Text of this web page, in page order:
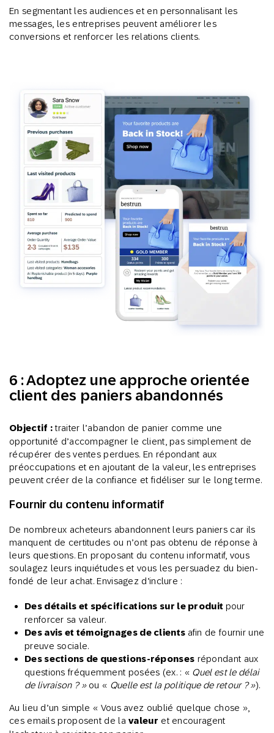
En segmentant les audiences et en personnalisant les
messages, les entreprises peuvent améliorer les
conversions et renforcer les relations clients.
6 : Adoptez une approche orientée
client des paniers abandonnés
Objectif :traiter l’abandon de panier comme une
opportunité d’accompagner le client, pas simplement de
récupérer des ventes perdues. En répondant aux
préoccupations et en ajoutant de la valeur, les entreprises
peuvent créer de la confiance et fidéliser sur le long terme.
Fournir du contenu informatif
De nombreux acheteurs abandonnent leurs paniers car ils
manquent de certitudes ou n’ont pas obtenu de réponse à
leurs questions. En proposant du contenu informatif, vous
soulagez leurs inquiétudes et vous les persuadez du bien-
fondé de leur achat. Envisagez d’inclure :
Des détails et spécifications sur le produit pour
renforcer sa valeur.
Des avis et témoignages de clients afin de fournir une
preuve sociale.
Des sections de questions-réponses répondant aux
questions fréquemment posées (ex. : « Quel est le délai
de livraison ? »ou « Quelle est la politique de retour ? »).
Au lieu d’un simple « Vous avez oublié quelque chose »,
ces emails proposent de lavaleur et encouragent